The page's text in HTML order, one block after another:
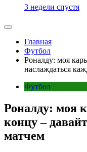
3 недели спустя
Главная
Футбол
Роналду: моя
наслаждаться
Футбол
Роналду: моя
концу –
матчем